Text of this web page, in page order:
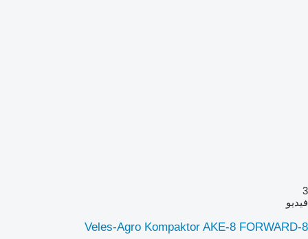
3
فيديو
Veles-Agro Kompaktor AKE-8 FORWARD-8